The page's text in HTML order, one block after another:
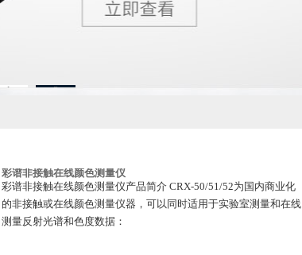
1 2
彩谱非接触在线颜色测量仪
彩谱非接触在线颜色测量仪产品简介 CRX-50/51/52为国内商业化
的非接触或在线颜色测量仪器，可以同时适用于实验室测量和在线
测量反射光谱和色度数据：